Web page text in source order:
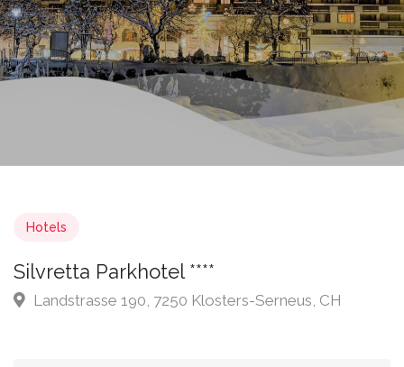
Hotels
Silvretta Parkhotel ****
Landstrasse 190, 7250 Klosters-Serneus, CH